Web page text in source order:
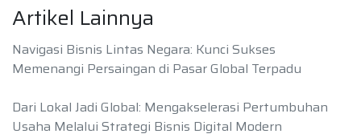
Artikel Lainnya
Navigasi Bisnis Lintas Negara: Kunci Sukses
Memenangi Persaingan di Pasar Global Terpadu
Dari Lokal Jadi Global: Mengakselerasi Pertumbuhan
Usaha Melalui Strategi Bisnis Digital Modern